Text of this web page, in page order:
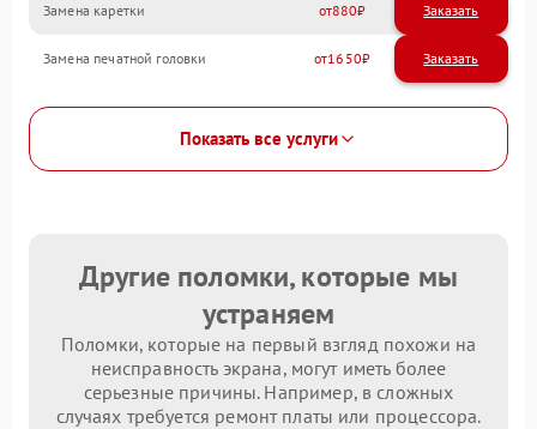
Замена каретки 880
Замена печатной головки 1650
Показать все услуги
Другие поломки, которые мы
устраняем
Поломки, которые на первый взгляд похожи на
неисправность экрана, могут иметь более
серьезные причины. Например, в сложных
случаях требуется ремонт платы или процессора.